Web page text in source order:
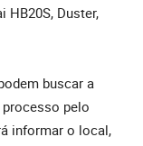
HB20S, Duster,
buscar a
pelo
informar o local,